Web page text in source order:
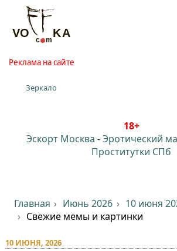
Реклама на сайте
Зеркало
18+
Эскорт Москва -Эротический
Проститутки СПб
Главная Июнь 2026
10 июня
Свежие мемы и картинки
10 ИЮНЯ, 2026